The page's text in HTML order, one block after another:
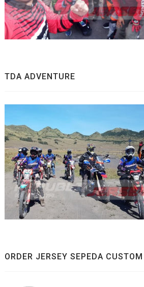
TDA ADVENTURE
ORDER JERSEY SEPEDA CUSTOM